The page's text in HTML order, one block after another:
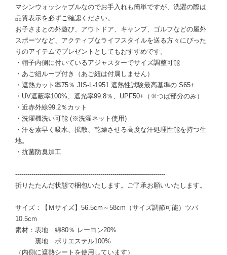
マシンウォッシャブルなのでお手入れも簡単ですが、洗濯の際は
品質表示を必ずご確認ください。
お子さまとの外遊び、アウトドア、キャンプ、ゴルフなどの屋外
スポーツなど、アクティブなライフスタイルを送る方々にぴった
りのアイテムでプレゼントとしてもおすすめです。
・帽子内側に付いているアジャスターでサイズ調整可能
・あご紐ループ付き（あご紐は付属しません）
・遮熱カット率75％ JIS-L-1951 遮熱性試験最高基準の S65+
・UV遮蔽率100%、遮光率99.8％、UPF50+（※つば部分のみ）
・近赤外線99.2％カット
・洗濯機洗い可能 (※洗濯ネット使用)
・汗を素早く吸水、拡散、乾燥させる高度な汗処理性能を持つ生
地。
・抗菌防臭加工
--------------------------------------------------------------------------
折りたたんだ状態で梱包いたします。ご了承お願いいたします。
サイズ：【Ｍサイズ】56.5cm～58cm（サイズ調節可能）ツバ
10.5cm
素材：表地 綿80％ レーヨン20%
裏地 ポリエステル100%
（内側に遮熱シートを使用しています）